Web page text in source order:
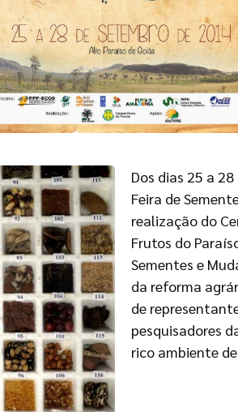
Dos dias 25 a
Feira de
realização do
Frutos do
Sementes e
da reforma
de
pesquisadores
rico ambiente